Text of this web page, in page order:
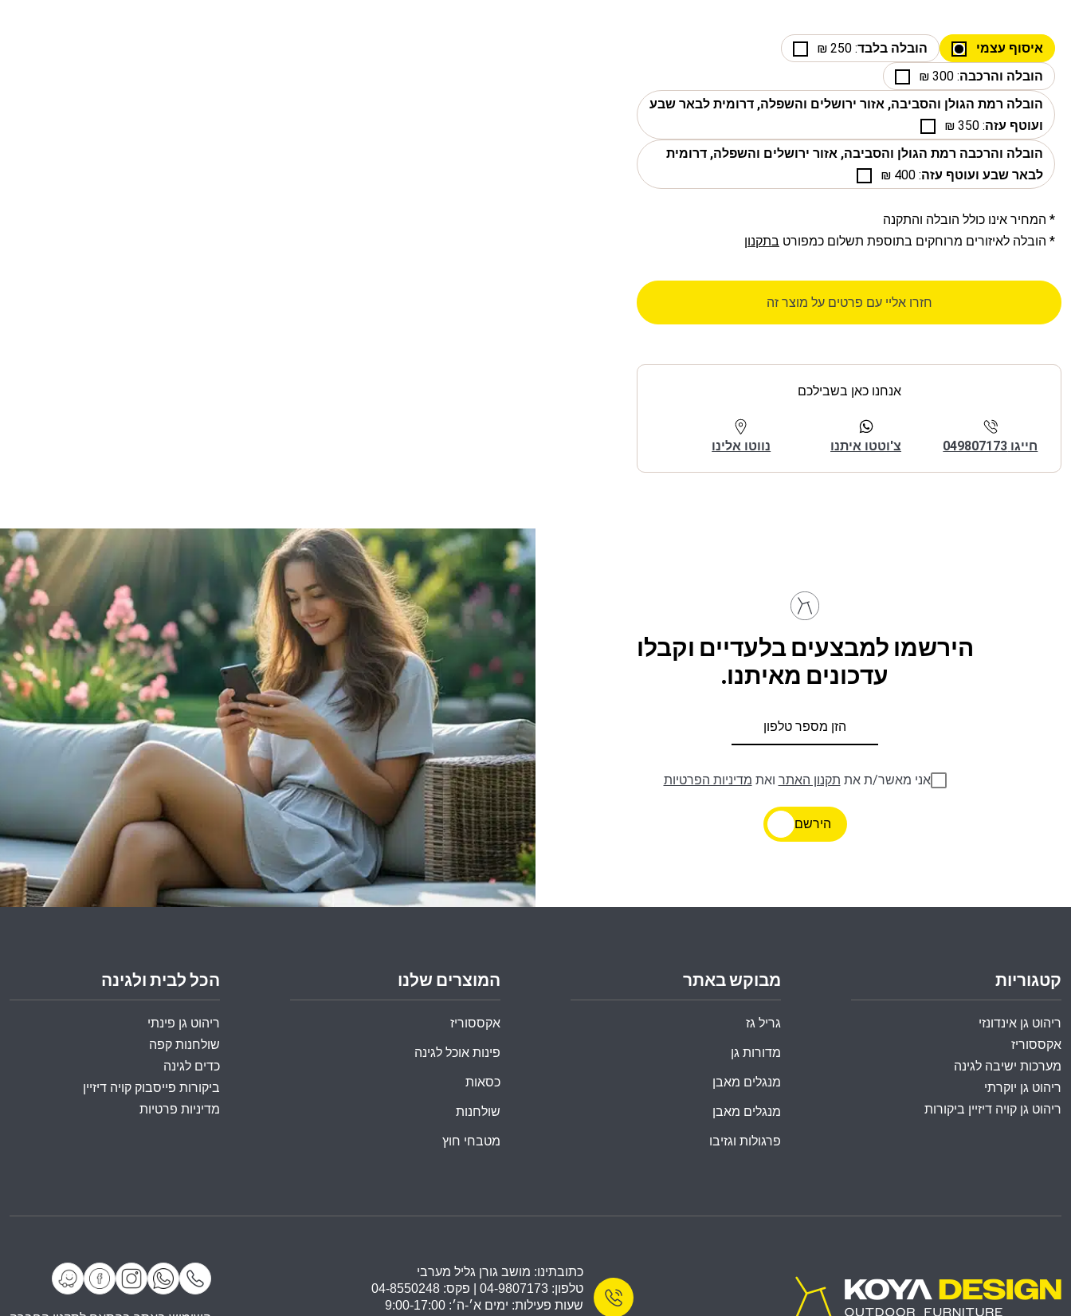
איסוף עצמי הובלה בלבד: 250 ₪
הובלה והרכבה: 300 ₪
הובלה רמת הגולן והסביבה, אזור ירושלים והשפלה, דרומית לבאר שבע
ועוטף עזה: 350 ₪
הובלה והרכבה רמת הגולן והסביבה, אזור ירושלים והשפלה, דרומית
לבאר שבע ועוטף עזה: 400 ₪
* המחיר אינו כולל הובלה והתקנה
* הובלה לאיזורים מרוחקים בתוספת תשלום כמפורט בתקנון
חזרו אליי עם פרטים על מוצר זה
אנחנו כאן בשבילכם
חייגו 049807173 צ'וטטו איתנו נווטו אלינו
הירשמו למבצעים בלעדיים וקבלו
עדכונים מאיתנו.
אני מאשר/ת את תקנון האתר ואת מדיניות הפרטיות
הירשם
הכל לבית ולגינה
ריהוט גן פינתי
שולחנות קפה
כדים לגינה
ביקורות פייסבוק קויה דיזיין
מדיניות פרטיות
המוצרים שלנו
אקססוריז
פינות אוכל לגינה
כסאות
שולחנות
מטבחי חוץ
מבוקש באתר
גריל גז
מדורות גן
מנגלים מאבן
מנגלים מאבן
פרגולות וגזיבו
קטגוריות
ריהוט גן אינדונזי
אקססוריז
מערכות ישיבה לגינה
ריהוט גן יוקרתי
ריהוט גן קויה דיזיין ביקורות
כתובתינו: מושב גורן גליל מערבי
טלפון: 04-9807173 | פקס: 04-8550248
שעות פעילות: ימים א׳-ה׳: 9:00-17:00